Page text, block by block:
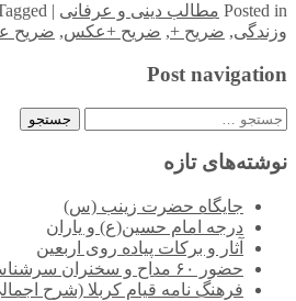
Posted in مطالب دینی و عرفانی |
وزندگی, ضریح +, ضریح +عکس, ضریح
Post navigation
جستجو
نوشته‌های تازه
جایگاه حضرت زینب (س)
درجه امام حسین(ع) و یاران
آثار و برکات پیاده روی اربعین
حضور ۶۰ مداح و سخنران سرشناس در اربعین امسال
فرهنگ نامه قیام کربلا (شرح